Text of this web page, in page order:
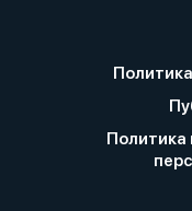
Политика